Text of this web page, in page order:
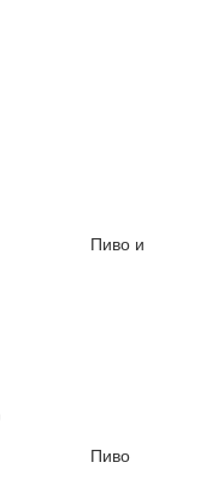
Пиво и
Пиво